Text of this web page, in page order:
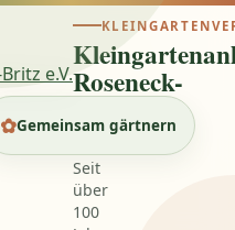
Roseneck-
Britz
e.V.
Seit
über
100
✿Gemeinsam gärtnern